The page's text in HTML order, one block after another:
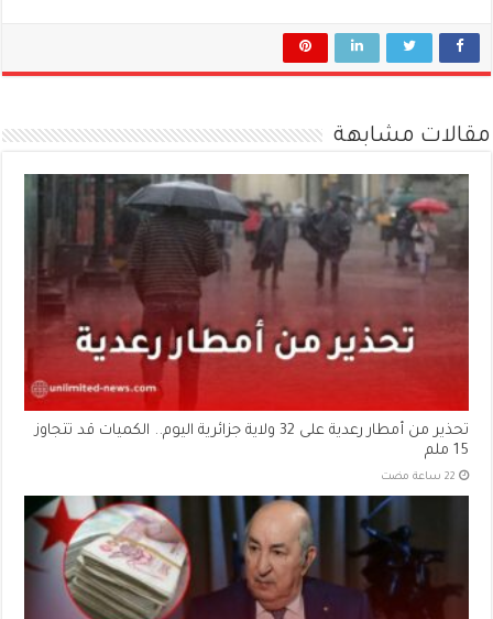
مقالات مشابهة
تحذير من أمطار رعدية على 32 ولاية جزائرية اليوم.. الكميات قد تتجاوز
15 ملم